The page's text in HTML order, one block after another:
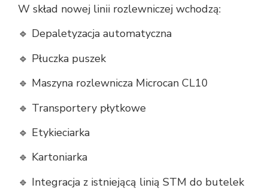
W skład nowej linii rozlewniczej wchodzą:
🔹 Depaletyzacja automatyczna
🔹 Płuczka puszek
🔹 Maszyna rozlewnicza Microcan CL10
🔹 Transportery płytkowe
🔹 Etykieciarka
🔹 Kartoniarka
🔹 Integracja z istniejącą linią STM do butelek